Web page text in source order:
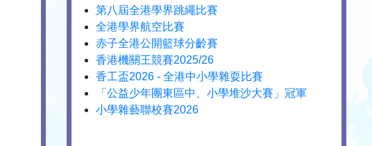
第八屆全港學界跳繩比賽
全港學界航空比賽
赤子全港公開籃球分齡賽
香港機關王競賽2025/26
香工盃2026 - 全港中小學雜耍比賽
「公益少年團東區中、小學堆沙大賽」冠軍
小學雜藝聯校賽2026